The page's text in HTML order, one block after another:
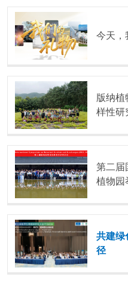
今天，
版纳植
样性研
第二届
植物园
共建绿
径